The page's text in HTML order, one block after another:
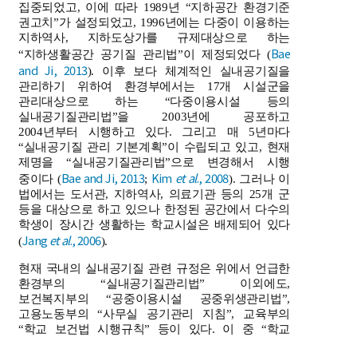
집중되었고, 이에 따라 1989년 “지하공간 환경기준
권고치”가 설정되었고, 1996년에는 다중이 이용하는
지하역사, 지하도상가를 규제대상으로 하는
“지하생활공간 공기질 관리법”이 제정되었다 (Bae
and Ji, 2013). 이후 보다 체계적인 실내공기질을
관리하기 위하여 환경부에서는 17개 시설군을
관리대상으로 하는 “다중이용시설 등의
실내공기질관리법”을 2003년에 공포하고
2004년부터 시행하고 있다. 그리고 매 5년마다
“실내공기질 관리 기본계획”이 수립되고 있고, 현재
제명을 “실내공기질관리법”으로 변경해서 시행
중이다 (Bae and Ji, 2013; Kim et al., 2008). 그러나 이
법에서는 도서관, 지하역사, 의료기관 등의 25개 군
등을 대상으로 하고 있으나 한정된 공간에서 다수의
학생이 장시간 생활하는 학교시설은 배제되어 있다
(Janget al., 2006).
현재 국내의 실내공기질 관련 규정은 위에서 언급한
환경부의 “실내공기질관리법” 이외에도,
보건복지부의 “공중이용시설 공중위생관리법”,
고용노동부의 “사무실 공기관리 지침”, 교육부의
“학교 보건법 시행규칙” 등이 있다. 이 중 “학교